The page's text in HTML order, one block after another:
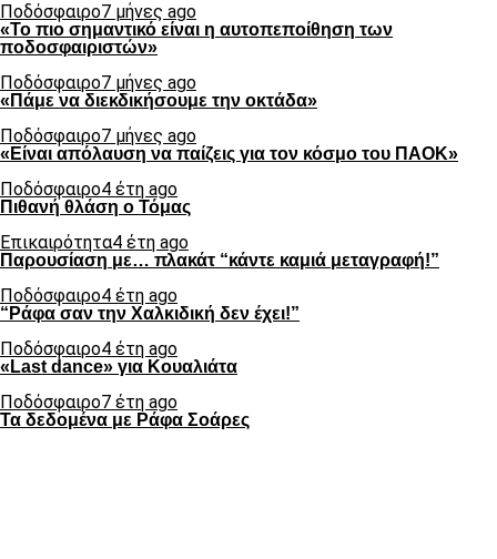
Ποδόσφαιρο7 μήνες ago
«Το πιο σημαντικό είναι η αυτοπεποίθηση των
ποδοσφαιριστών»
Ποδόσφαιρο7 μήνες ago
«Πάμε να διεκδικήσουμε την οκτάδα»
Ποδόσφαιρο7 μήνες ago
«Είναι απόλαυση να παίζεις για τον κόσμο του ΠΑΟΚ»
Ποδόσφαιρο4 έτη ago
Πιθανή θλάση ο Τόμας
Επικαιρότητα4 έτη ago
Παρουσίαση με… πλακάτ “κάντε καμιά μεταγραφή!”
Ποδόσφαιρο4 έτη ago
“Ράφα σαν την Χαλκιδική δεν έχει!”
Ποδόσφαιρο4 έτη ago
«Last dance» για Κουαλιάτα
Ποδόσφαιρο7 έτη ago
Τα δεδομένα με Ράφα Σοάρες